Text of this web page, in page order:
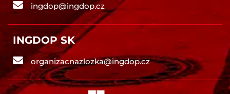
ingdop@ingdop.cz
INGDOP SK
organizacnazlozka@ingdop.cz